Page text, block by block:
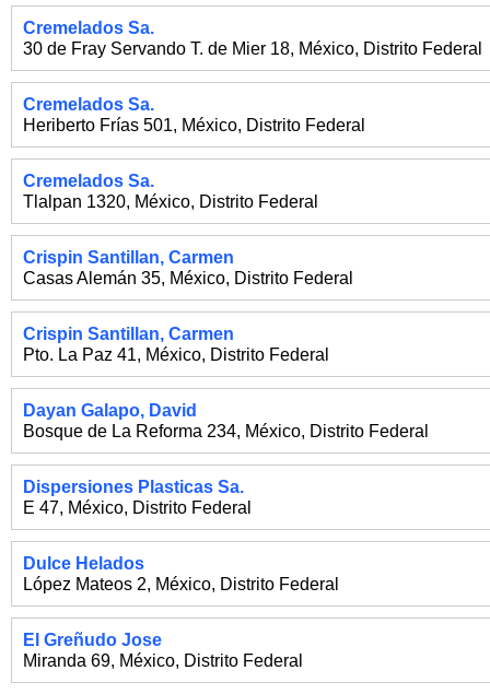
Cremelados Sa.
30 de Fray Servando T. de Mier 18, México, Distrito Federal
Cremelados Sa.
Heriberto Frías 501, México, Distrito Federal
Cremelados Sa.
Tlalpan 1320, México, Distrito Federal
Crispin Santillan, Carmen
Casas Alemán 35, México, Distrito Federal
Crispin Santillan, Carmen
Pto. La Paz 41, México, Distrito Federal
Dayan Galapo, David
Bosque de La Reforma 234, México, Distrito Federal
Dispersiones Plasticas Sa.
E 47, México, Distrito Federal
Dulce Helados
López Mateos 2, México, Distrito Federal
El Greñudo Jose
Miranda 69, México, Distrito Federal